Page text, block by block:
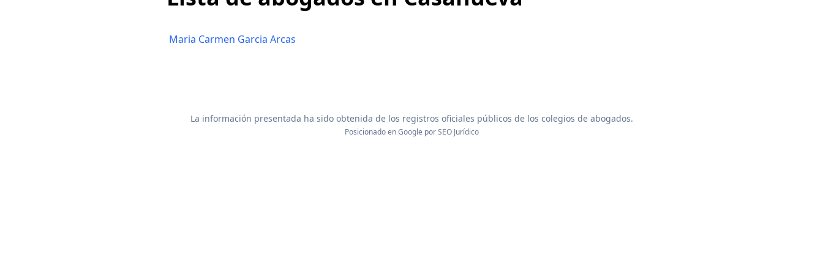
Maria Carmen Garcia Arcas
La información presentada ha sido obtenida de los registros oficiales públicos de los colegios de abogados.
Posicionado en Google porSEO Jurídico